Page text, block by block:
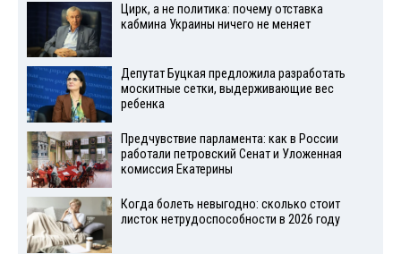
Цирк, а не политика: почему отставка
кабмина Украины ничего не меняет
Депутат Буцкая предложила разработать
москитные сетки, выдерживающие вес
ребенка
Предчувствие парламента: как в России
работали петровский Сенат и Уложенная
комиссия Екатерины
Когда болеть невыгодно: сколько стоит
листок нетрудоспособности в 2026 году